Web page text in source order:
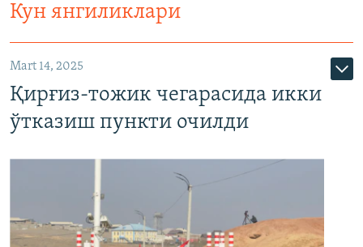
Кун янгиликлари
Mart 14, 2025
Қирғиз-тожик чегарасида икки
ўтказиш пункти очилди